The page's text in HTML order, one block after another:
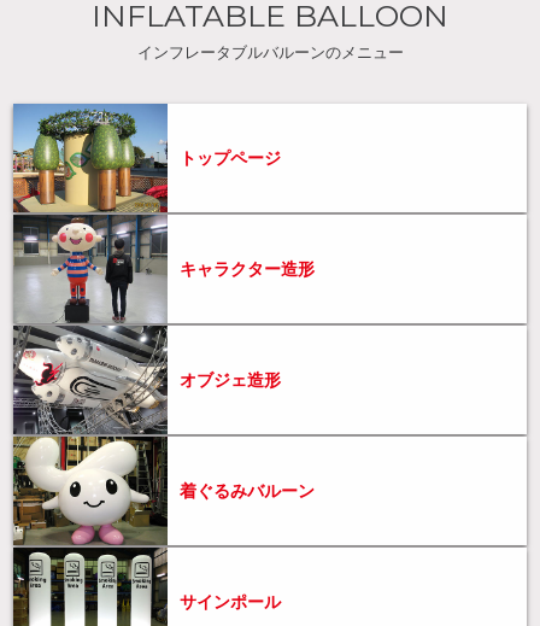
INFLATABLE BALLOON
インフレータブルバルーンのメニュー
トップページ
キャラクター造形
オブジェ造形
着ぐるみバルーン
サインポール